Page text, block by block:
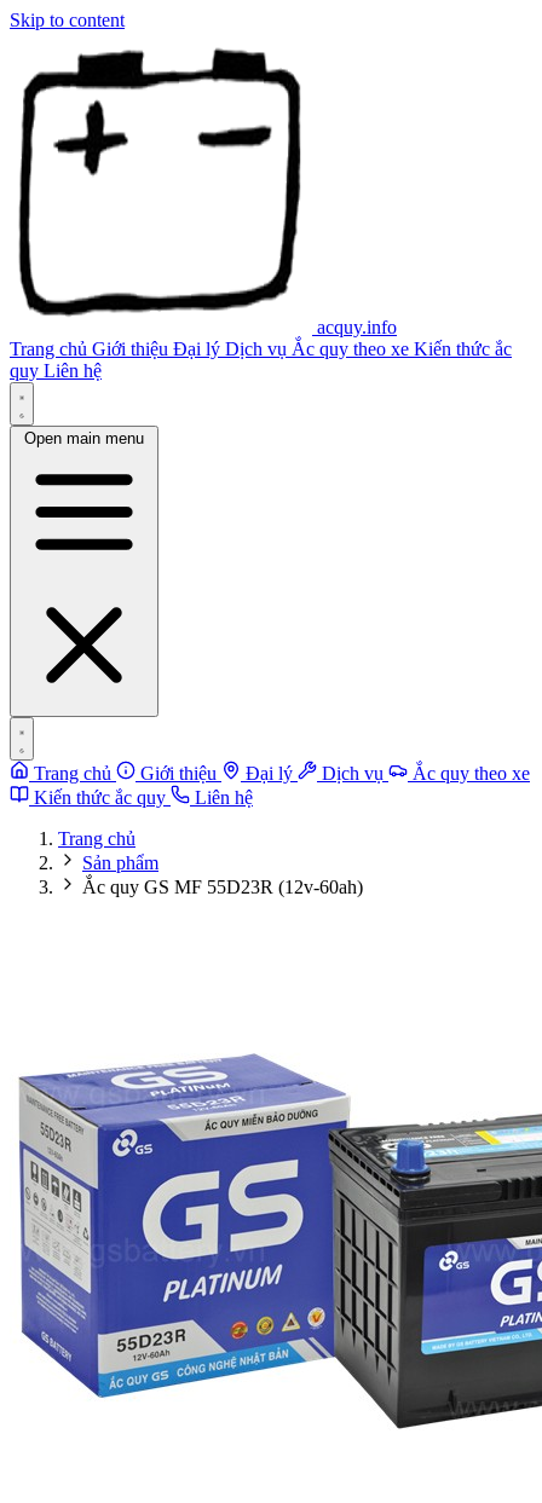
Skip to content
acquy.info
Trang chủ Giới thiệu Đại lý Dịch vụ Ắc quy theo xe Kiến thức ắc
quy Liên hệ
Open main menu
Trang chủ Giới thiệu Đại lý Dịch vụ
Ắc quy theo xe
Kiến thức ắc quy
Liên hệ
Trang chủ
Sản phẩm
Ắc quy GS MF 55D23R (12v-60ah)